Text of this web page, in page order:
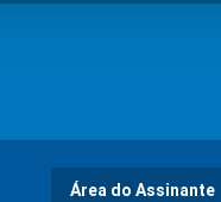
Área do Assinante